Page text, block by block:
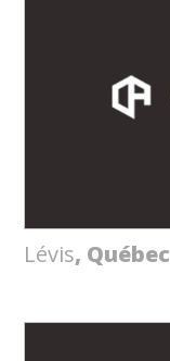
Lévis, Québec